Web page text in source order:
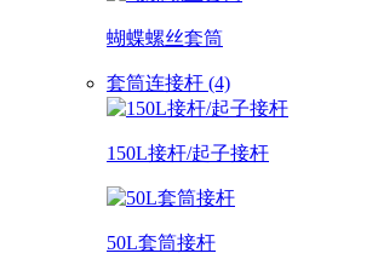
蝴蝶螺丝套筒
套筒连接杆 (4)
150L接杆/起子接杆
50L套筒接杆